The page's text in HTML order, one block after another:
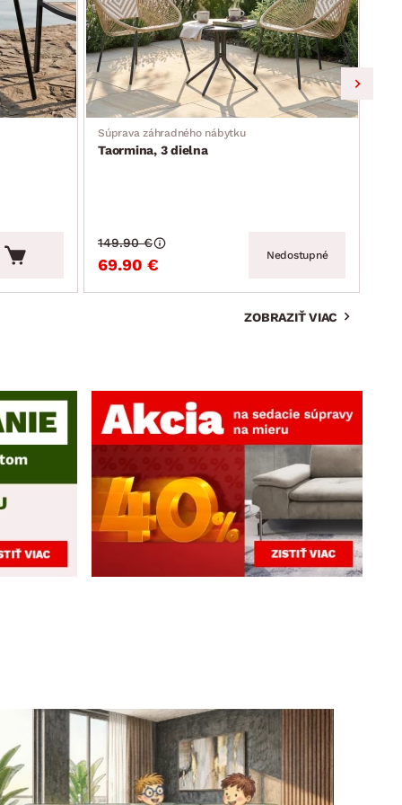
Súprava záhradného nábytku
Taormina, 3 dielna
69.90 €
149.90 €
Nedostupné
ZOBRAZIŤ VIAC